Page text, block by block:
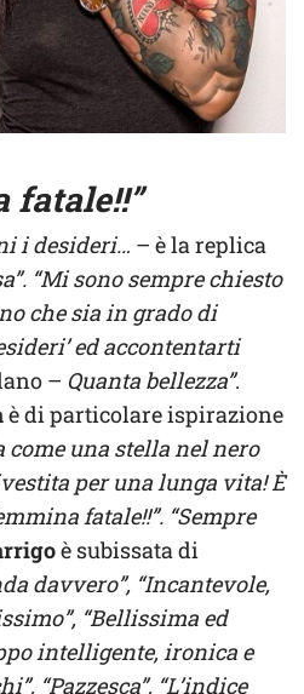
fatale!!”
i desideri… – è la replica
“Mi sono sempre chiesto
che sia in grado di
ed accontentarti
– Quanta bellezza”.
è di particolare ispirazione
come una stella nel nero
per una lunga vita! È
fatale!!”. “Sempre
è subissata di
davvero”, “Incantevole,
“Bellissima ed
intelligente, ironica e
“Pazzesca”, “L’indice